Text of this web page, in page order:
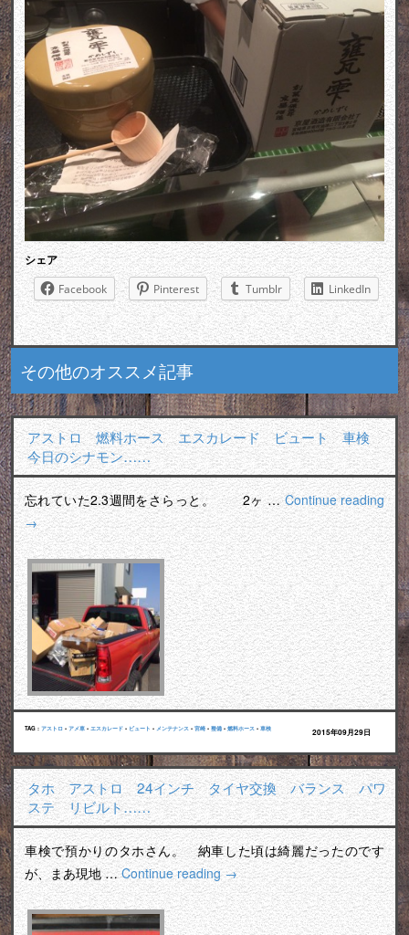
シェア
Facebook Pinterest Tumblr LinkedIn
その他のオススメ記事
アストロ 燃料ホース エスカレード ビュート 車検
今日のシナモン……
忘れていた2.3週間をさらっと。 2ヶ …Continue reading
→
TAG : アストロ • アメ車 • エスカレード • ビュート • メンテナンス • 宮崎 • 整備 • 燃料ホース • 車検 2015年09月29日
タホ アストロ 24インチ タイヤ交換 バランス パワ
ステ リビルト……
車検で預かりのタホさん。 納車した頃は綺麗だったのです
が、まあ現地 …Continue reading→